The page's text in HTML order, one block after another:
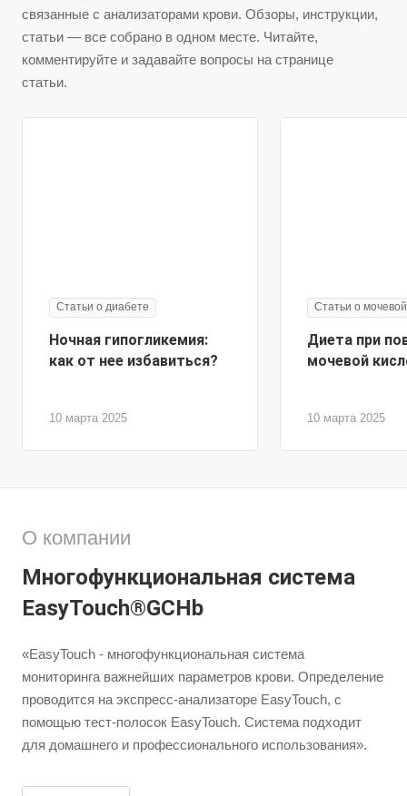
связанные с анализаторами крови. Обзоры, инструкции,
статьи — все собрано в одном месте. Читайте,
комментируйте и задавайте вопросы на странице
статьи.
Статьи о диабете
10 марта 2025
Ночная гипогликемия:
как от нее избавиться?
Статьи о
10 марта 2025
Диета при
мочевой
О компании
Многофункциональная система
EasyTouch®GCHb
«EasyTouch - многофункциональная система
мониторинга важнейших параметров крови. Определение
проводится на экспресс-анализаторе EasyTouch, с
помощью тест-полосок EasyTouch. Система подходит
для домашнего и профессионального использования».